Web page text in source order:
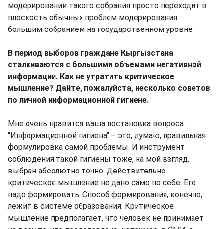
модерировании такого собрания просто переходит в
плоскость обычных проблем модерирования
большим собранием на государственном уровне.
В период выборов граждане Кыргызстана
сталкиваются с большими объемами негативной
информации. Как не утратить критическое
мышление? Дайте, пожалуйста, несколько советов
по личной информационной гигиене.
Мне очень нравится ваша постановка вопроса.
"Информационной гигиена" – это, думаю, правильная
формулировка самой проблемы. И инструмент
соблюдения такой гигиены тоже, на мой взгляд,
выбран абсолютно точно. Действительно
критическое мышление не дано само по себе. Его
надо формировать. Способ формирования, конечно,
лежит в системе образования. Критическое
мышление предполагает, что человек не принимает